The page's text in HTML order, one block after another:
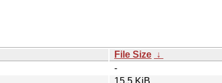
File Size ↓
-
15.5 KiB